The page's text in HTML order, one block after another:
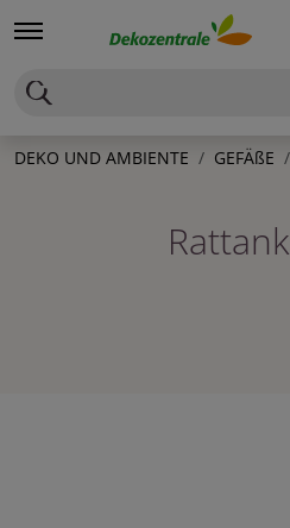
DEKO UND AMBIENTE GEFÄßE